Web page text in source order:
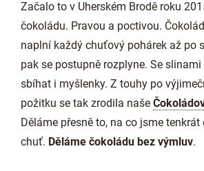
Začalo to v Uherském Brodě roku
čokoládu. Pravou a poctivou.
naplní každý chuťový pohárek až po
pak se postupně rozplyne. Se
sbíhat i myšlenky. Z touhy po
požitku se tak zrodila naše
Děláme přesně to, na co jsme
chuť. Děláme čokoládu bez výmluv.